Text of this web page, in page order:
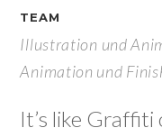
TEAM
Illustration und
Animation und
It’s like